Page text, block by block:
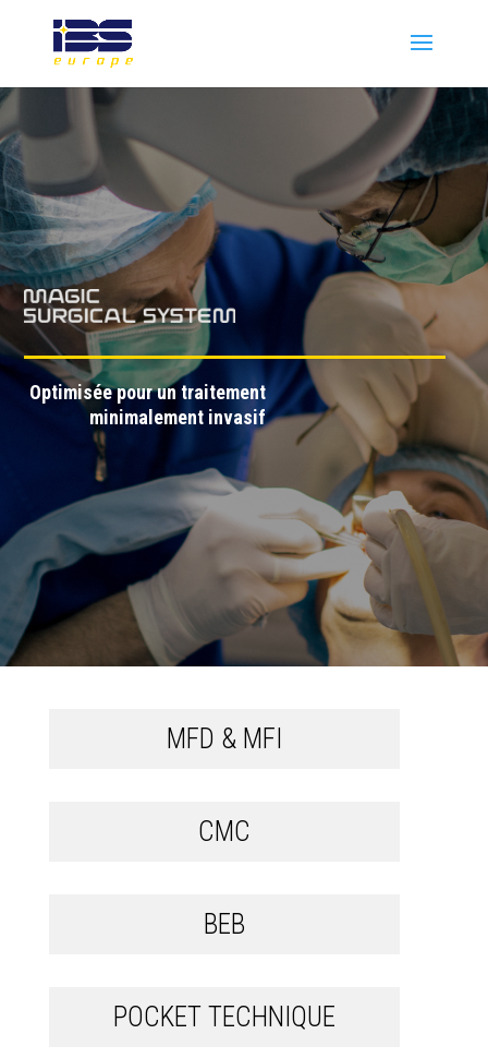
Optimisée pour un traitement
minimalement invasif
MFD & MFI
CMC
BEB
POCKET TECHNIQUE